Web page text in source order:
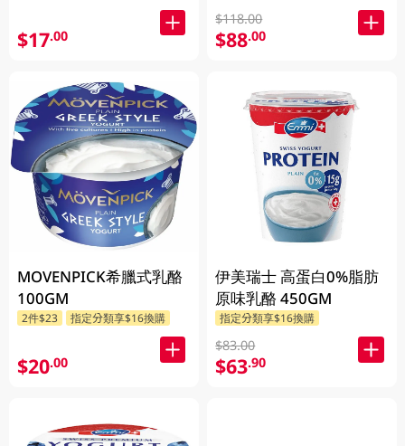
$17.00
MOVENPICK希臘式乳酪
100GM
2件$23 指定分類享$16換購
$20.00
$118.00
$88.00
伊美瑞士 高蛋白0%脂肪
原味乳酪 450GM
指定分類享$16換購
$83.00
$63.90